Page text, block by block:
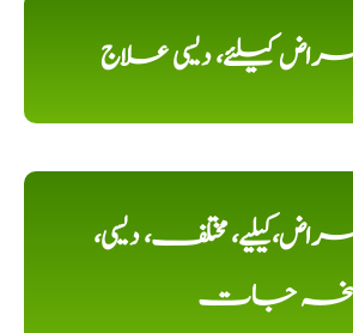
کیلئے، دیسی علاج
مختلف، دیسی،
جات